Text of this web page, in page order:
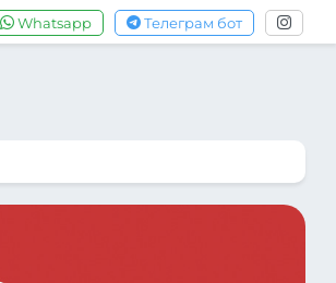
Whatsapp Телеграм бот